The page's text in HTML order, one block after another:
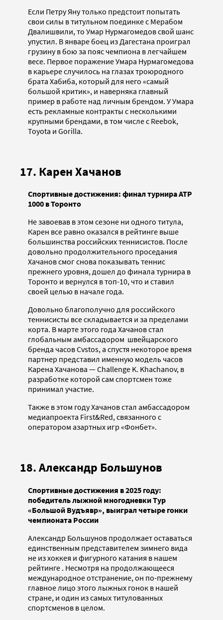
Если Петру Яну только предстоит попытать
свои силы в титульном поединке с Мерабом
Двалишвили, то Умар Нурмагомедов свой шанс
упустил. В январе боец из Дагестана проиграл
грузину в бою за пояс чемпиона в легчайшем
весе. Первое поражение Умара Нурмагомедова
в карьере случилось на глазах троюродного
брата Хабиба, который для него «самый
большой критик», и наверняка главный
пример в работе над личным брендом. У Умара
есть рекламные контракты с несколькими
крупными брендами, в том числе с Reebok,
Toyota и Gorilla.
17. Карен Хачанов
Спортивные достижения: финал турнира ATP
1000 в Торонто
Не завоевав в этом сезоне ни одного титула,
Карен все равно оказался в рейтинге выше
большинства российских теннисистов. После
довольно продолжительного проседания
Хачанов смог снова показывать теннис
прежнего уровня, дошел до финала турнира в
Торонто и вернулся в топ-10, что и ставил
своей целью в начале года.
Довольно благополучно для российского
теннисисты все складывается и за пределами
корта. В марте этого года Хачанов стал
глобальным амбассадором швейцарского
бренда часов Cvstos, а спустя некоторое время
партнер представил именную модель часов
Карена Хачанова — Challenge K. Khachanov, в
разработке которой сам спортсмен тоже
принимал участие.
Также в этом году Хачанов стал амбассадором
медиапроекта First&Red, связанного с
оператором азартных игр «Фонбет».
18. Александр Большунов
Спортивные достижения в 2025 году:
победитель лыжной многодневки Тур
«Большой Вудъявр», выиграл четыре гонки
чемпионата России
Александр Большунов продолжает оставаться
единственным представителем зимнего вида
не из хоккея и фигурного катания в нашем
рейтинге . Несмотря на продолжающееся
международное отстранение, он по-прежнему
главное лицо этого лыжных гонок в нашей
стране, и один из самых титулованных
спортсменов в целом.